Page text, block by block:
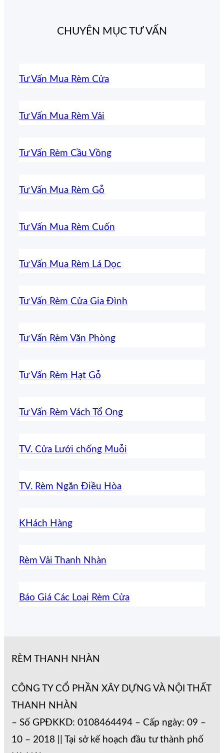
CHUYÊN MỤC TƯ VẤN
Tư Vấn Mua Rèm Cửa
Tư Vấn Mua Rèm Vải
Tư Vấn Rèm Cầu Vồng
Tư Vấn Mua Rèm Gỗ
Tư Vấn Mua Rèm Cuốn
Tư Vấn Mua Rèm Lá Dọc
Tư Vấn Rèm Cửa Gia Đình
Tư Vấn Rèm Văn Phòng
Tư Vấn Rèm Hạt Gỗ
Tư Vấn Rèm Vách Tổ Ong
TV. Cửa Lưới chống Muỗi
TV. Rèm Ngăn Điều Hòa
KHách Hàng
Rèm Vải Thanh Nhàn
Báo Giá Các Loại Rèm Cửa
RÈM THANH NHÀN
CÔNG TY CỔ PHẦN XÂY DỰNG VÀ NỘI THẤT
THANH NHÀN
– Số GPĐKKD: 0108464494 – Cấp ngày: 09 –
10 – 2018 || Tại sở kế hoạch đầu tư thành phố